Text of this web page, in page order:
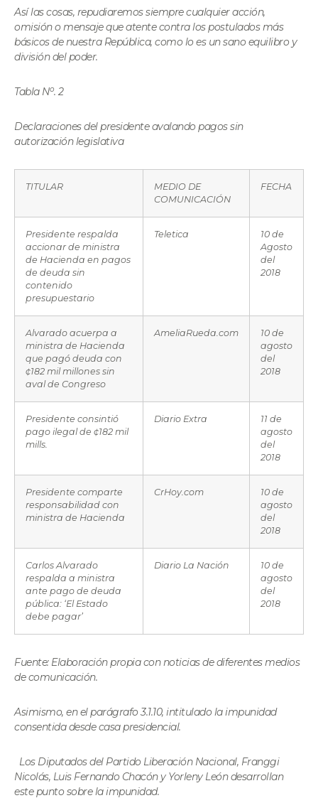
Así las cosas, repudiaremos siempre cualquier acción,
omisión o mensaje que atente contra los postulados más
básicos de nuestra República, como lo es un sano equilibro y
división del poder.
Tabla No. 2
Declaraciones del presidente avalando pagos sin
autorización legislativa
TITULAR
MEDIO DE
COMUNICACIÓN
FECHA
Presidente respalda
accionar de ministra
de Hacienda en pagos
de deuda sin
contenido
presupuestario
Teletica
10 de
Agosto
del
2018
Alvarado acuerpa a
ministra de Hacienda
que pagó deuda con
¢182 mil millones sin
aval de Congreso
AmeliaRueda.com
10 de
agosto
del
2018
Presidente consintió
pago ilegal de ¢182 mil
mills.
Diario Extra
11 de
agosto
del
2018
Presidente comparte
responsabilidad con
ministra de Hacienda
CrHoy.com
10 de
agosto
del
2018
Carlos Alvarado
respalda a ministra
ante pago de deuda
pública: ‘El Estado
debe pagar’
Diario La Nación
10 de
agosto
del
2018
Fuente: Elaboración propia con noticias de diferentes medios
de comunicación.
Asimismo, en el parágrafo 3.1.10, intitulado la impunidad
consentida desde casa presidencial.
Los Diputados del Partido Liberación Nacional, Franggi
Nicolás, Luis Fernando Chacón y Yorleny León desarrollan
este punto sobre la impunidad.